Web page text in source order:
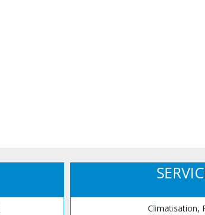
Climatisation,